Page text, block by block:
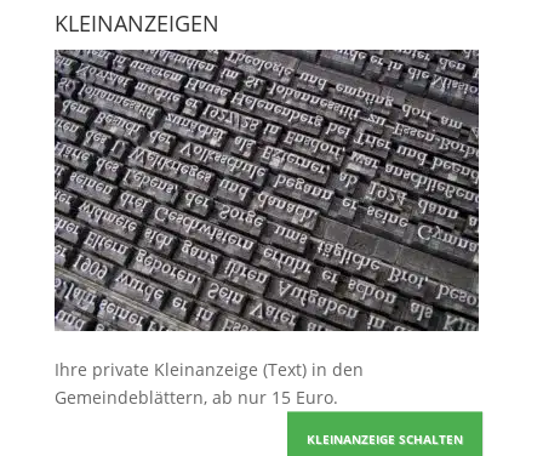
KLEINANZEIGEN
Ihre private Kleinanzeige (Text) in den
Gemeindeblättern, ab nur 15 Euro.
KLEINANZEIGE SCHALTEN